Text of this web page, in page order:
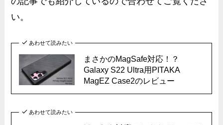
い。
あわせて読みたい
まさかのMagSafe対応！？
Galaxy S22 Ultra用PITAKA
MagEZ Case2のレビュー
あわせて読みたい